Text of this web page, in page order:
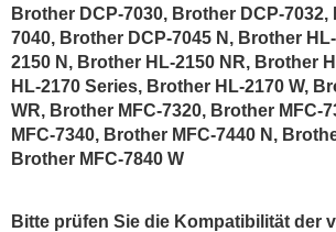
Brother DCP-7030, Brother DCP-7032,
7040, Brother DCP-7045 N, Brother
2150 N, Brother HL-2150 NR, Brother
HL-2170 Series, Brother HL-2170 W,
WR, Brother MFC-7320, Brother MFC-
MFC-7340, Brother MFC-7440 N,
Brother MFC-7840 W
Bitte prüfen Sie die Kompatibilität der